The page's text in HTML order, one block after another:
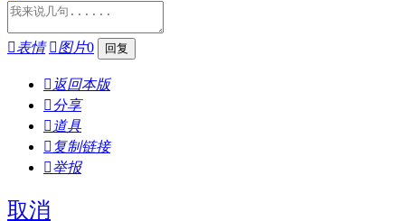
表情 图片0
 返回本版
分享
 道具
 复制链接
举报
取消